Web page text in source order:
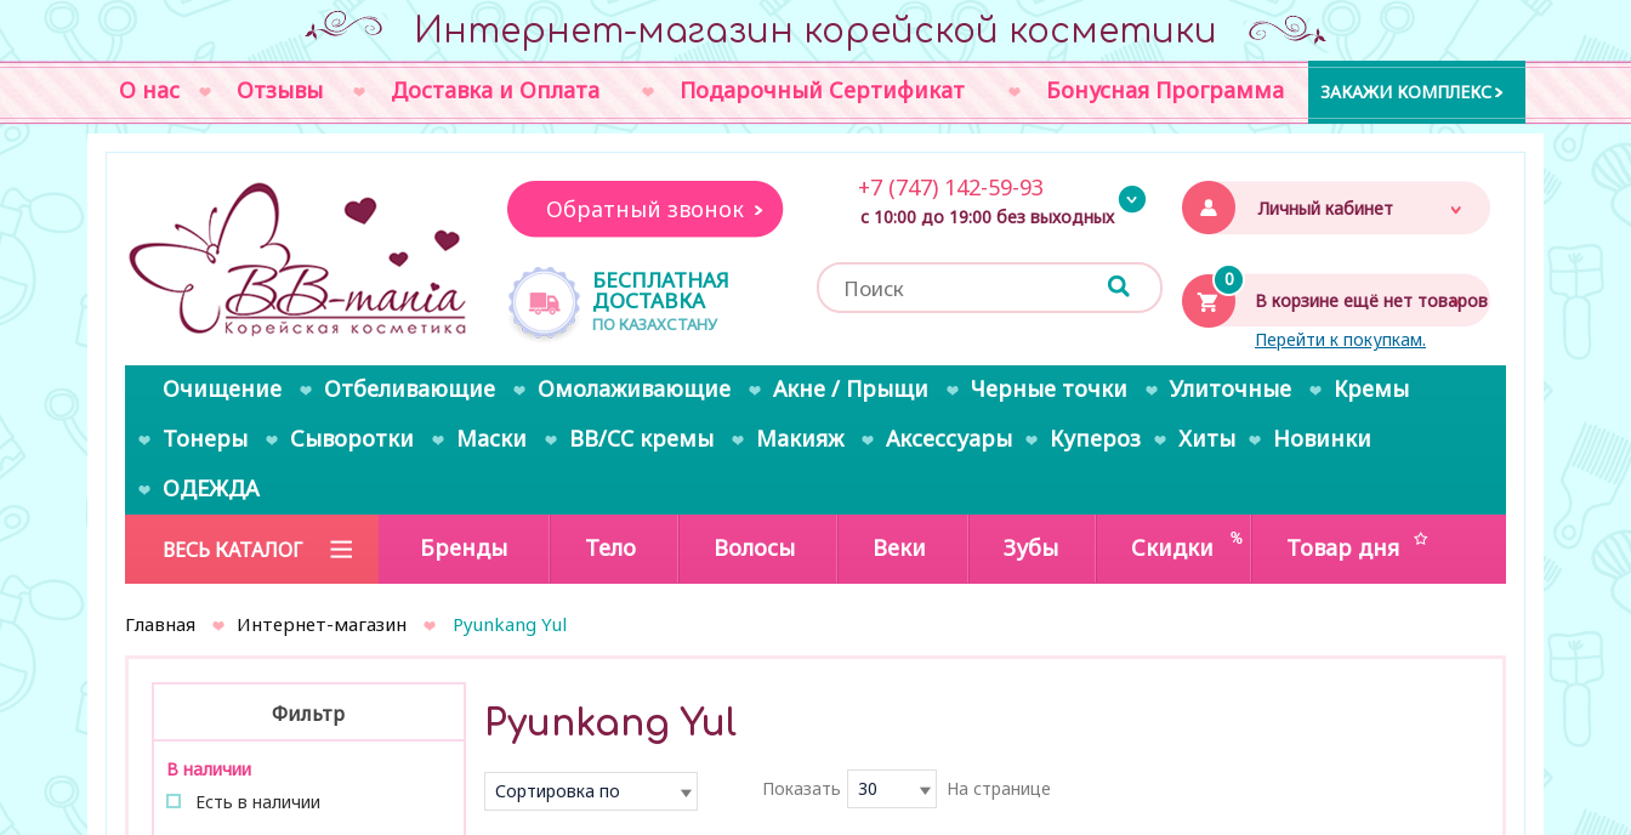
Интернет-магазин корейской косметики
О нас Отзывы Доставка и Оплата Подарочный Сертификат Бонусная Программа ЗАКАЖИ КОМПЛЕКС
Личный кабинет
0
В корзине ещё нет товаров
Перейти к покупкам.
Обратный звонок
БЕСПЛАТНАЯ
ДОСТАВКА
ПО КАЗАХСТАНУ
+7 (747) 142-59-93
с 10:00 до 19:00 без выходных
Очищение Отбеливающие Омолаживающие Акне / Прыщи Черные точки Улиточные
Кремы
Тонеры
Сыворотки Маски BB/CC кремы Макияж Аксессуары Купероз Хиты
Новинки
ОДЕЖДА
ВЕСЬ КАТАЛОГ Бренды Тело Волосы Веки Зубы Скидки Товар дня
Главная Интернет-магазин Pyunkang Yul
Фильтр
В наличии
Есть в наличии
Pyunkang Yul
Сортировка по
умолчанию
Показать 30 На странице